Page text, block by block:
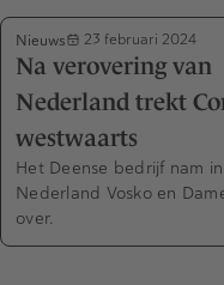
Nieuws 23 februari 2024
Na verovering van
Nederland trekt
westwaarts
Het Deense bedrijf nam in
Nederland Vosko en
over.